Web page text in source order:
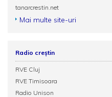
tanarcrestin.net
Mai multe site-uri
Radio creștin
RVE Cluj
RVE Timisoara
Radio Unison